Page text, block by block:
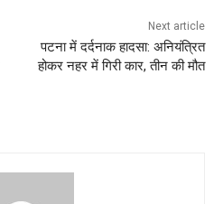
Next article
पटना में दर्दनाक हादसा: अनियंत्रित
होकर नहर में गिरी कार, तीन की मौत